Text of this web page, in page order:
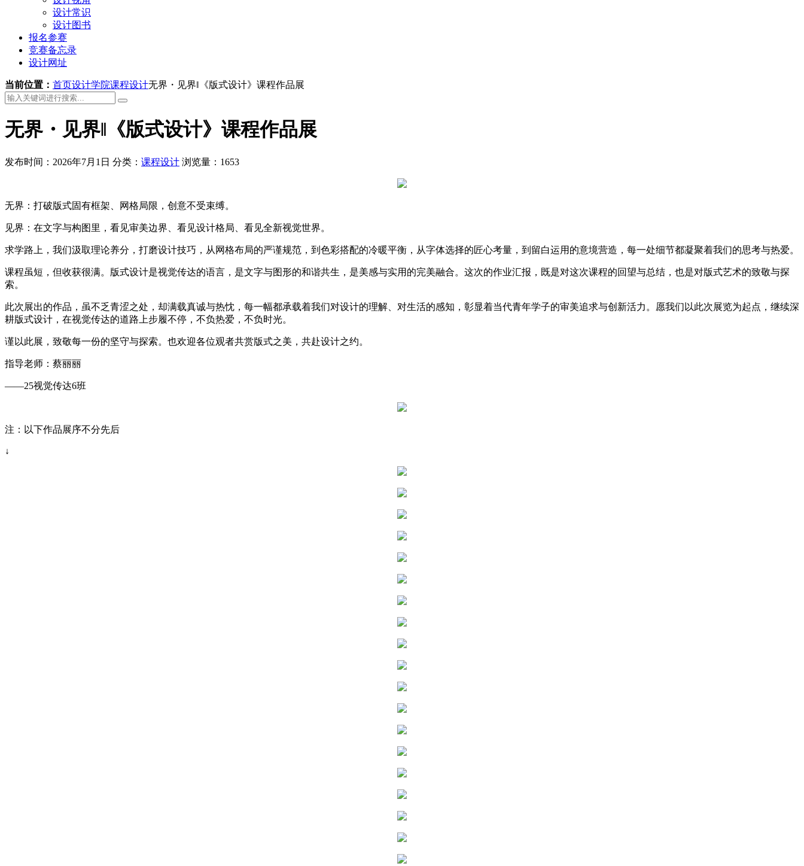
设计常识
设计图书
报名参赛
竞赛备忘录
设计网址
当前位置： 首页设计学院课程设计无界・见界‖《版式设计》课程作品展
无界・见界‖《版式设计》课程作品展
发布时间：2026年7月1日 分类： 课程设计 浏览量：1653
无界：打破版式固有框架、网格局限，创意不受束缚。
见界：在文字与构图里，看见审美边界、看见设计格局、看见全新视觉世界。
求学路上，我们汲取理论养分，打磨设计技巧，从网格布局的严谨规范，到色彩搭配的冷暖平衡，从字体选择的匠心考量，到留白运用的意境营造，每一处细节都凝聚着我们的思考与热爱。
课程虽短，但收获很满。版式设计是视觉传达的语言，是文字与图形的和谐共生，是美感与实用的完美融合。这次的作业汇报，既是对这次课程的回望与总结，也是对版式艺术的致敬与探
索。
此次展出的作品，虽不乏青涩之处，却满载真诚与热忱，每一幅都承载着我们对设计的理解、对生活的感知，彰显着当代青年学子的审美追求与创新活力。愿我们以此次展览为起点，继续深
耕版式设计，在视觉传达的道路上步履不停，不负热爱，不负时光。
谨以此展，致敬每一份的坚守与探索。也欢迎各位观者共赏版式之美，共赴设计之约。
指导老师：蔡丽丽
——25视觉传达6班
注：以下作品展序不分先后
↓